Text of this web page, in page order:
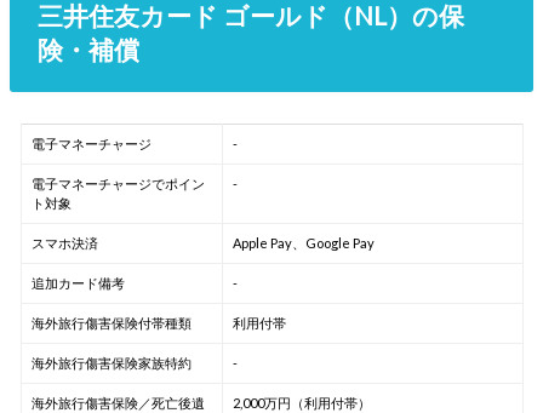
三井住友カード ゴールド（NL）の保
険・補償
電子マネーチャージ -
電子マネーチャージでポイン
ト対象
-
スマホ決済 Apple Pay、Google Pay
追加カード備考 -
海外旅行傷害保険付帯種類 利用付帯
海外旅行傷害保険家族特約 -
海外旅行傷害保険／死亡後遺
2,000万円（利用付帯）